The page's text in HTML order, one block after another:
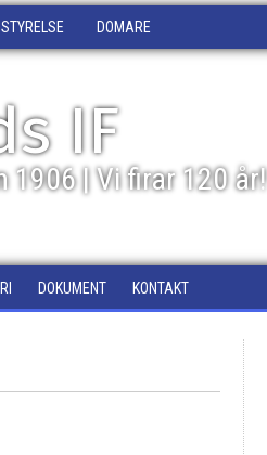
STYRELSE DOMARE
IF
1906 | Vi firar 120 år!
DOKUMENT KONTAKT